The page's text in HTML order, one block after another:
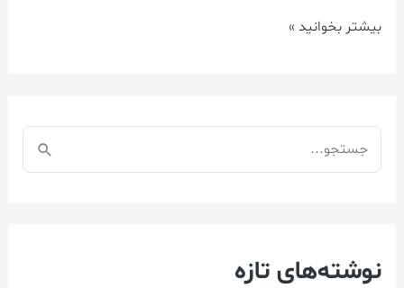
قبول
مالیاتی
صورتحساب‌های
دستور
بیشتر بخوانید »
و
نوشته‌های تازه